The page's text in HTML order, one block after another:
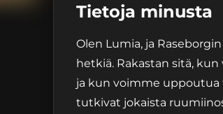
Tietoja minusta
Olen Lumia, ja
hetkiä. Rakastan sitä,
ja kun voimme uppoutua
tutkivat jokaista